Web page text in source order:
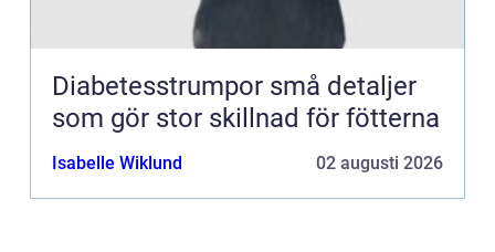
Diabetesstrumpor små detaljer
som gör stor skillnad för fötterna
Isabelle Wiklund 02 augusti 2026